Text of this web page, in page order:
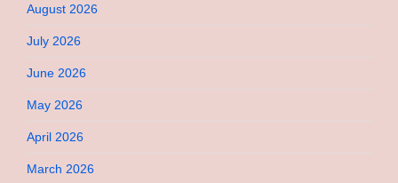
August 2026
July 2026
June 2026
May 2026
April 2026
March 2026